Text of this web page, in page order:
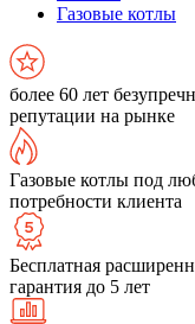
Газовые котлы
более 60 лет
репутации на рынке
Газовые котлы под
потребности клиента
Бесплатная
гарантия до 5 лет